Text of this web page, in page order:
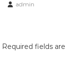
admin
Required fields are